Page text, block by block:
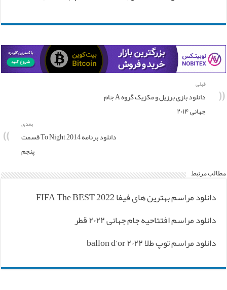
قبلی
دانلود بازی برزیل و مکزیک گروه A جام
جهانی ۲۰۱۴
بعدی
دانلود برنامه To Night 2014 قسمت
پنجم
مطالب مرتبط
دانلود مراسم بهترین های فیفا FIFA The BEST 2022
دانلود مراسم افتتاحیه جام جهانی ۲۰۲۲ قطر
دانلود مراسم توپ طلا ۲۰۲۲ ballon d’or